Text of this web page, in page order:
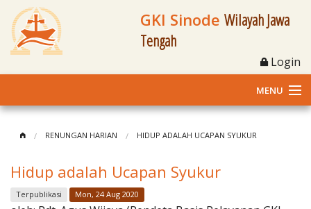
GKI Sinode Wilayah Jawa
Tengah
Login
MENU
Klasis dan Jemaat
RENUNGAN HARIAN HIDUP ADALAH UCAPAN SYUKUR
Hidup adalah Ucapan Syukur
Terpublikasi Mon, 24 Aug 2020